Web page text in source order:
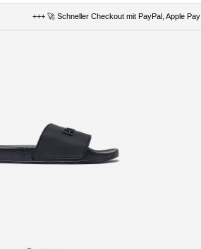
+++ 🚀 Schneller Checkout mit PayPal, Apple